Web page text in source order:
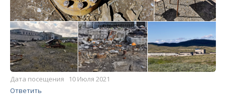
Дата посещения 10 Июля 2021
Ответить